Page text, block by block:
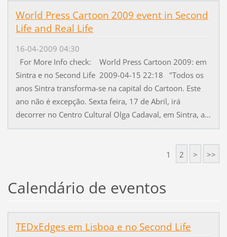
World Press Cartoon 2009 event in Second
Life and Real Life
16-04-2009 04:30
For More Info check: World Press Cartoon 2009: em
Sintra e no Second Life 2009-04-15 22:18 "Todos os
anos Sintra transforma-se na capital do Cartoon. Este
ano não é excepção. Sexta feira, 17 de Abril, irá
decorrer no Centro Cultural Olga Cadaval, em Sintra, a...
1 2 > >>
Calendário de eventos
TEDxEdges em Lisboa e no Second Life